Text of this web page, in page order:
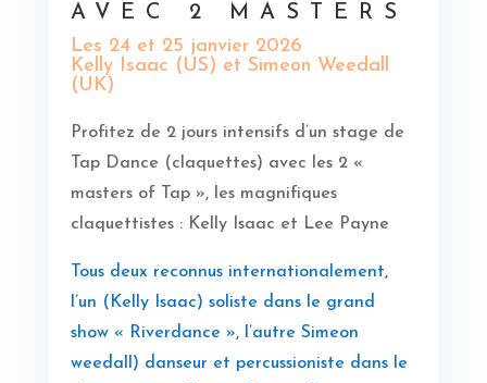
AVEC 2 MASTERS
Les 24 et 25 janvier 2026
Kelly Isaac (US) et Simeon Weedall
(UK)
Profitez de 2 jours intensifs d’un stage de
Tap Dance (claquettes) avec les 2 «
masters of Tap », les magnifiques
claquettistes : Kelly Isaac et Lee Payne
Tous deux reconnus internationalement,
l’un (Kelly Isaac) soliste dans le grand
show « Riverdance », l’autre Simeon
weedall) danseur et percussioniste dans le